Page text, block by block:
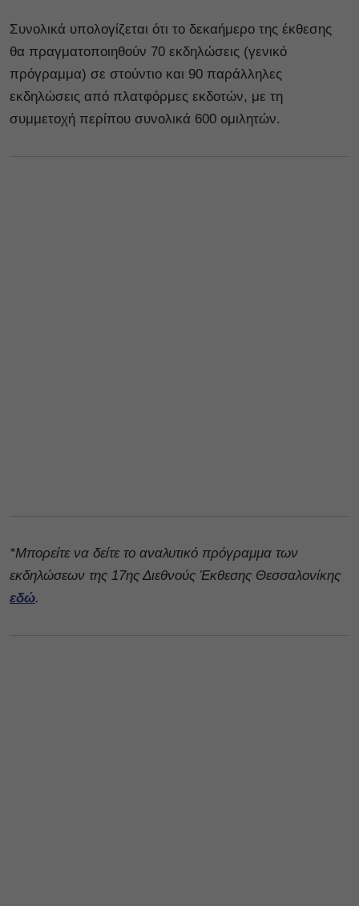
Συνολικά υπολογίζεται ότι το δεκαήμερο της έκθεσης
θα πραγματοποιηθούν 70 εκδηλώσεις (γενικό
πρόγραμμα) σε στούντιο και 90 παράλληλες
εκδηλώσεις από πλατφόρμες εκδοτών, με τη
συμμετοχή περίπου συνολικά 600 ομιλητών.
*Μπορείτε να δείτε το αναλυτικό πρόγραμμα των
εκδηλώσεων της 17ης Διεθνούς Έκθεσης Θεσσαλονίκης
εδώ.